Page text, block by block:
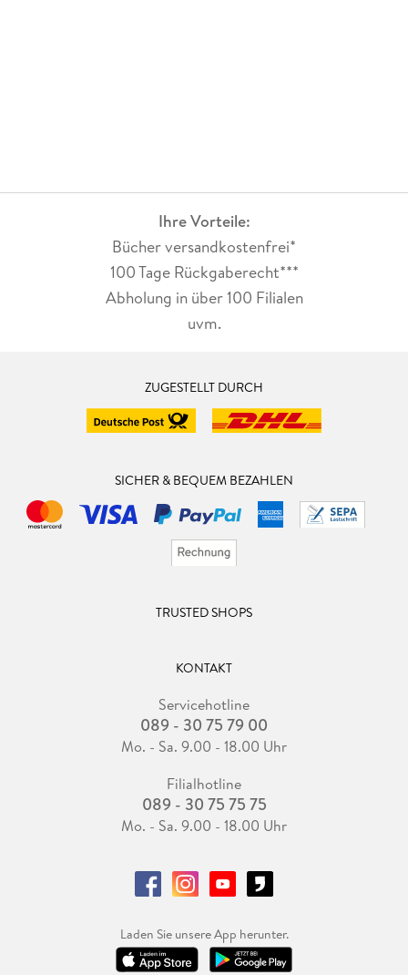
Ihre Vorteile:
Bücher versandkostenfrei*
100 Tage Rückgaberecht***
Abholung in über 100 Filialen
uvm.
ZUGESTELLT DURCH
SICHER & BEQUEM BEZAHLEN
TRUSTED SHOPS
KONTAKT
Servicehotline
089 - 30 75 79 00
Mo. - Sa. 9.00 - 18.00 Uhr
Filialhotline
089 - 30 75 75 75
Mo. - Sa. 9.00 - 18.00 Uhr
Laden Sie unsere App herunter.